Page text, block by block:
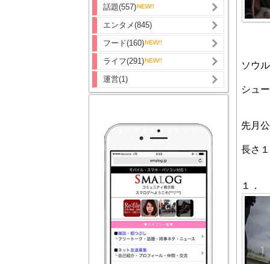
話題(557)
エンタメ(845)
フード(160)
ライフ(291)
運営(1)
ソウ
シュ
先月
長さ
１．